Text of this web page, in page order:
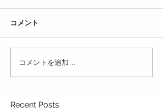
コメント
コメントを追加…
Recent Posts